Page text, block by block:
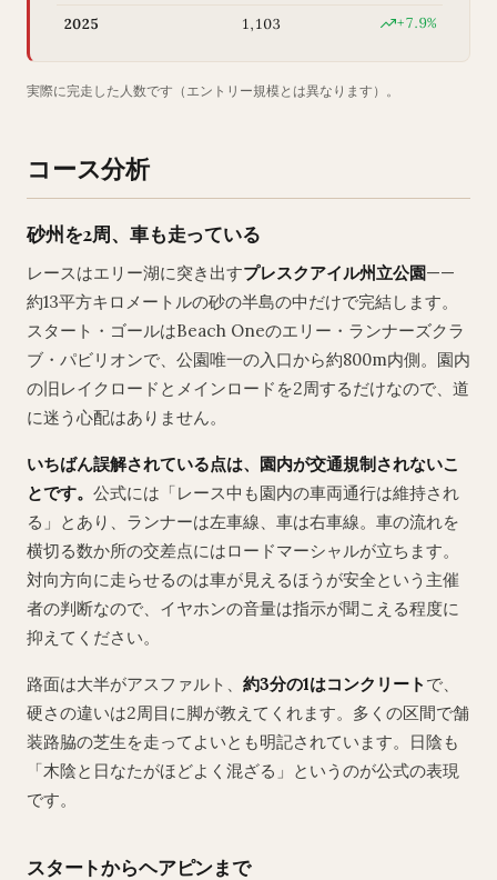
2025 1,103 +7.9%
実際に完走した人数です（エントリー規模とは異なります）。
コース分析
砂州を2周、車も走っている
レースはエリー湖に突き出すプレスクアイル州立公園——
約13平方キロメートルの砂の半島の中だけで完結します。
スタート・ゴールはBeach Oneのエリー・ランナーズクラ
ブ・パビリオンで、公園唯一の入口から約800m内側。園内
の旧レイクロードとメインロードを2周するだけなので、道
に迷う心配はありません。
いちばん誤解されている点は、園内が交通規制されないこ
とです。 公式には「レース中も園内の車両通行は維持され
る」とあり、ランナーは左車線、車は右車線。車の流れを
横切る数か所の交差点にはロードマーシャルが立ちます。
対向方向に走らせるのは車が見えるほうが安全という主催
者の判断なので、イヤホンの音量は指示が聞こえる程度に
抑えてください。
路面は大半がアスファルト、 約3分の1はコンクリート で、
硬さの違いは2周目に脚が教えてくれます。多くの区間で舗
装路脇の芝生を走ってよいとも明記されています。日陰も
「木陰と日なたがほどよく混ざる」というのが公式の表現
です。
スタートからヘアピンまで